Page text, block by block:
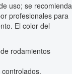
uso; se recomienda
profesionales para
El color del
rodamientos